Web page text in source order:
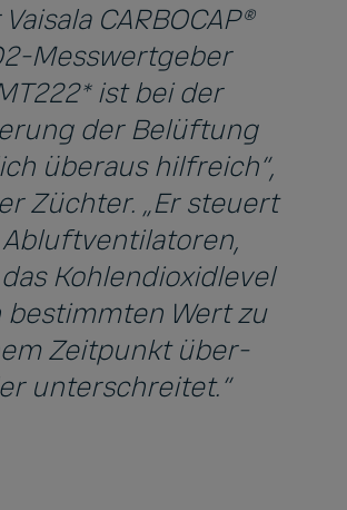
CARBOCAP®
Messwertgeber
ist bei der
der Belüftung
überaus hilfreich“,
Züchter. „Er steuert
Kohlendioxidlevel
bestimmten Wert zu
Zeitpunkt über-
unterschreitet.“